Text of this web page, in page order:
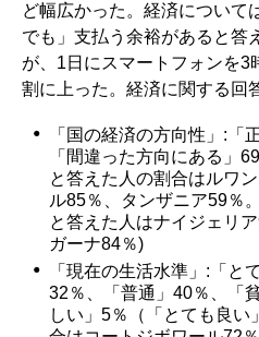
ど幅広かった。経済について
でも」支払う余裕があると答
が、1日にスマートフォンを3
割に上った。経済に関する回
「国の経済の方向性」:「
「間違った方向にある」
と答えた人の割合はルワ
ル85％、タンザニア59％
と答えた人はナイジェリ
ガーナ84％)
「現在の生活水準」:「と
32％、「普通」40％、「
しい」5％（「とても良い